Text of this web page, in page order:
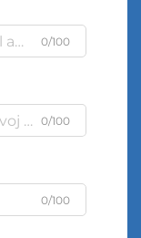
0/100
0/100
0/100